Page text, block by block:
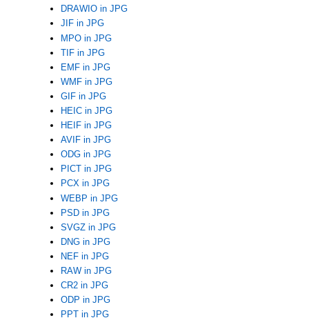
DRAWIO in JPG
JIF in JPG
MPO in JPG
TIF in JPG
EMF in JPG
WMF in JPG
GIF in JPG
HEIC in JPG
HEIF in JPG
AVIF in JPG
ODG in JPG
PICT in JPG
PCX in JPG
WEBP in JPG
PSD in JPG
SVGZ in JPG
DNG in JPG
NEF in JPG
RAW in JPG
CR2 in JPG
ODP in JPG
PPT in JPG